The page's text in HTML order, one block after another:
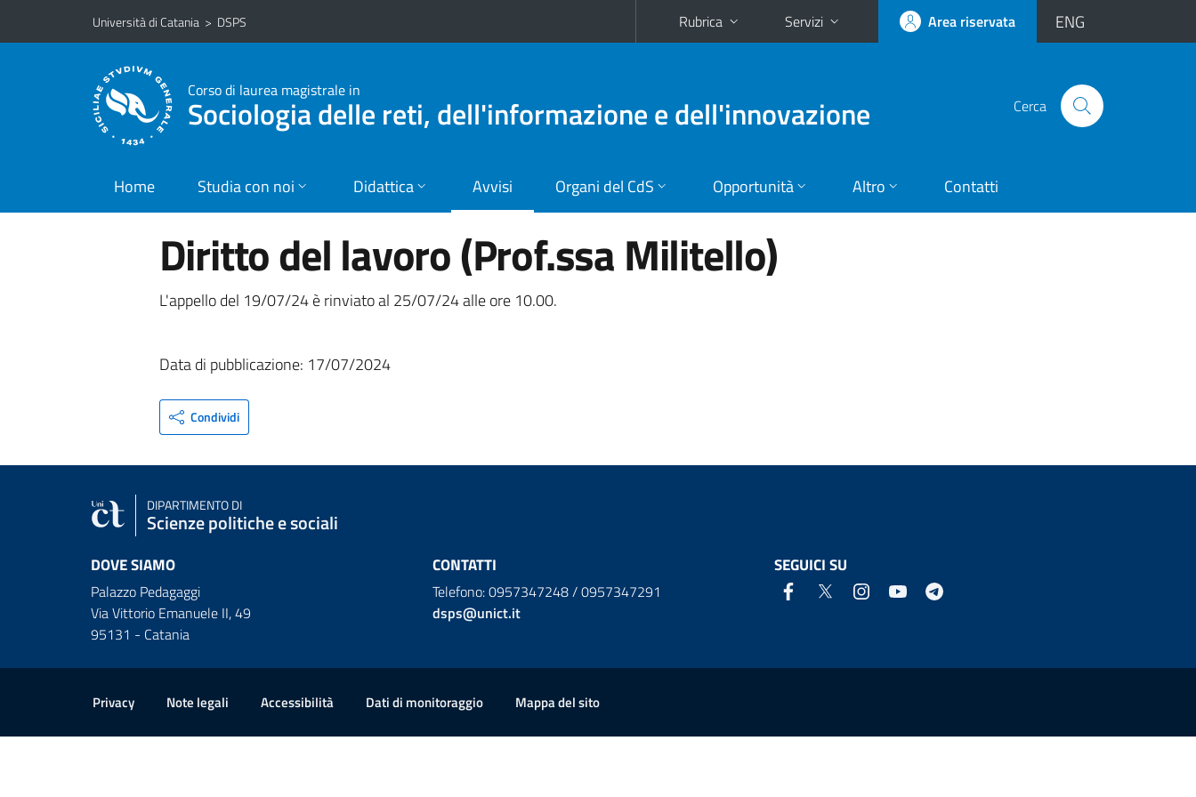
Vai al contenuto principale
Vai al menu di navigazione
Università di Catania > DSPS Rubrica Servizi Area riservata ENG
Corso di laurea magistrale in
Sociologia delle reti, dell'informazione e dell'innovazione Cerca
Home Studia con noi Didattica Avvisi Organi del CdS Opportunità Altro Contatti
Diritto del lavoro (Prof.ssa Militello)
L'appello del 19/07/24 è rinviato al 25/07/24 alle ore 10.00.
Data di pubblicazione: 17/07/2024
Condividi
DIPARTIMENTO DI
Scienze politiche e sociali
DOVE SIAMO
Palazzo Pedagaggi
Via Vittorio Emanuele II, 49
95131 - Catania
CONTATTI
Telefono: 0957347248 / 0957347291
dsps@unict.it
SEGUICI SU
Privacy Note legali Accessibilità Dati di monitoraggio Mappa del sito